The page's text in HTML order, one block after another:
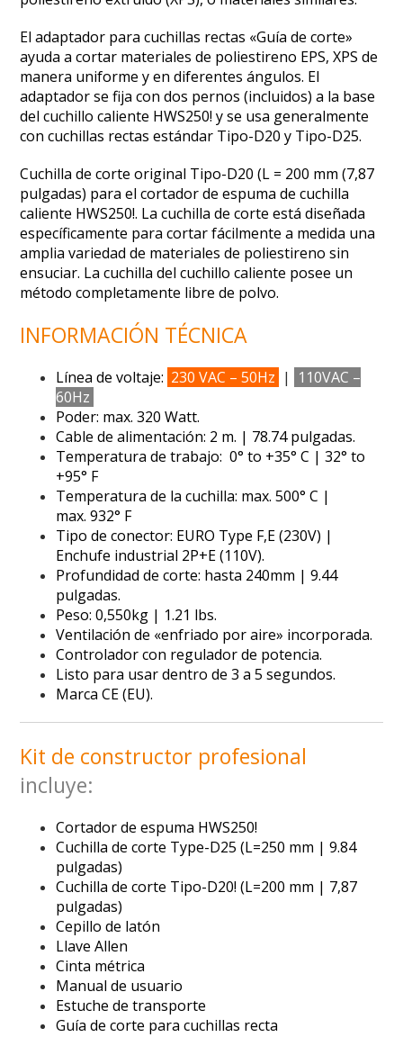
El adaptador para cuchillas rectas «Guía de corte»
ayuda a cortar materiales de poliestireno EPS, XPS de
manera uniforme y en diferentes ángulos. El
adaptador se fija con dos pernos (incluidos) a la base
del cuchillo caliente HWS250! y se usa generalmente
con cuchillas rectas estándar Tipo-D20 y Tipo-D25.
Cuchilla de corte original Tipo-D20 (L = 200 mm (7,87
pulgadas) para el cortador de espuma de cuchilla
caliente HWS250!. La cuchilla de corte está diseñada
específicamente para cortar fácilmente a medida una
amplia variedad de materiales de poliestireno sin
ensuciar. La cuchilla del cuchillo caliente posee un
método completamente libre de polvo.
INFORMACIÓN TÉCNICA
Línea de voltaje: 230 VAC – 50Hz |
110VAC –
60Hz
Poder: max. 320 Watt.
Cable de alimentación: 2 m. | 78.74 pulgadas.
Temperatura de trabajo: 0° to +35° C | 32° to
+95° F
Temperatura de la cuchilla: max. 500° C |
max. 932° F
Tipo de conector: EURO Type F,E (230V) |
Enchufe industrial 2P+E (110V).
Profundidad de corte: hasta 240mm | 9.44
pulgadas.
Peso: 0,550kg | 1.21 lbs.
Ventilación de «enfriado por aire» incorporada.
Controlador con regulador de potencia.
Listo para usar dentro de 3 a 5 segundos.
Marca CE (EU).
Kit de constructor profesional
incluye:
Cortador de espuma HWS250!
Cuchilla de corte Type-D25 (L=250 mm | 9.84
pulgadas)
Cuchilla de corte Tipo-D20! (L=200 mm | 7,87
pulgadas)
Cepillo de latón
Llave Allen
Cinta métrica
Manual de usuario
Estuche de transporte
Guía de corte para cuchillas recta